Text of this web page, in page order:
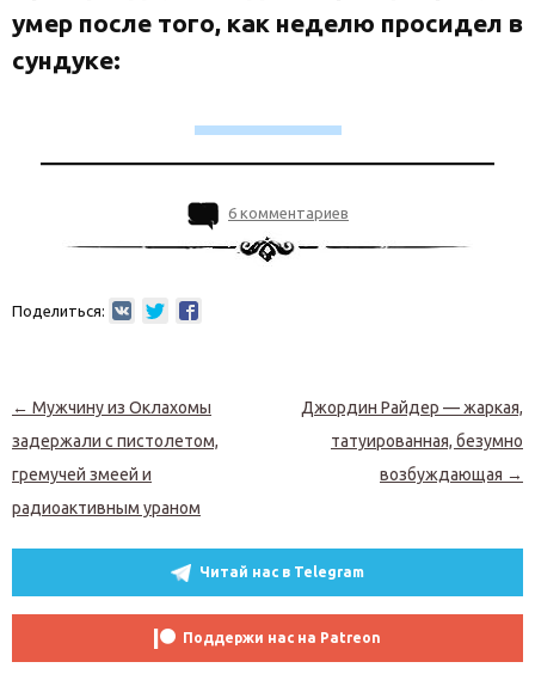
умер после того, как неделю просидел в
сундуке:
6 комментариев
Поделиться:
Навигация по записям
← Мужчину из Оклахомы
задержали с пистолетом,
гремучей змеей и
радиоактивным ураном
Джордин Райдер — жаркая,
татуированная, безумно
возбуждающая →
Читай нас в Telegram
Поддержи нас на Patreon